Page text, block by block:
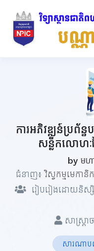
ការអភិវឌ្ឍន៍ប្រព័ន្
សន្លឹកលោហៈ
by មហ
ជំនាញ៖វិស្វកម្មមេកានិក
រៀបរៀងដោយនិស្
សាស្ត្រា
សារណាបញ្